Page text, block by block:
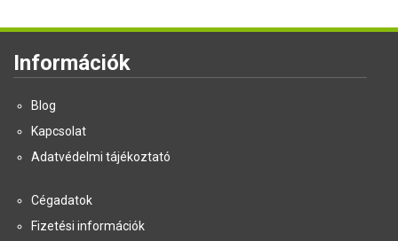
Információk
Blog
Kapcsolat
Adatvédelmi tájékoztató
Cégadatok
Fizetési információk